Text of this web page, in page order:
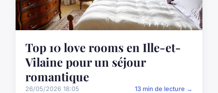
Top 10 love rooms en Ille-et-
Vilaine pour un séjour
romantique
26/05/2026 18:05 13 min de lecture →